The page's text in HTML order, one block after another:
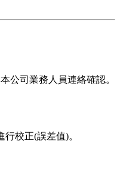
公司業務人員連絡確認。
校正(誤差值)。